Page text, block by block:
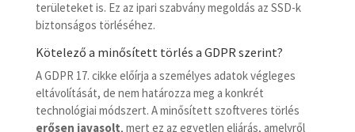
területeket is. Ez az ipari szabvány megoldás az SSD-k
biztonságos törléséhez.
Kötelező a minősített törlés a GDPR szerint?
A GDPR 17. cikke előírja a személyes adatok végleges
eltávolítását, de nem határozza meg a konkrét
technológiai módszert. A minősített szoftveres törlés
erősen javasolt, mert ez az egyetlen eljárás, amelyről